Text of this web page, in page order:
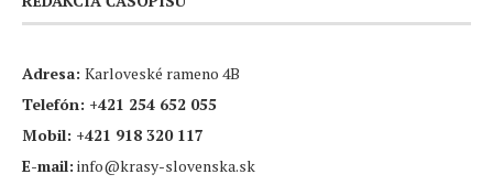
Adresa: Karloveské rameno 4B
Telefón: +421 254 652 055
Mobil: +421 918 320 117
E-mail: info@krasy-slovenska.sk